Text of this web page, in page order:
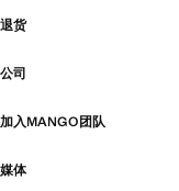
退货
公司
加入MANGO团队
媒体